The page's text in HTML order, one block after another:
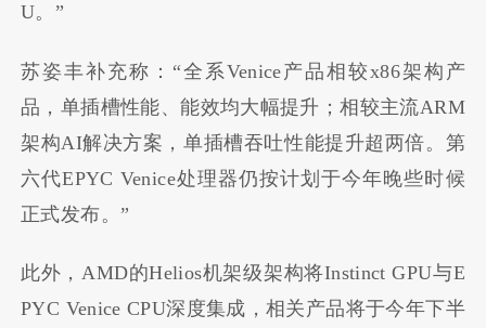
U。”
苏姿丰补充称：“全系Venice产品相较x86架构产
品，单插槽性能、能效均大幅提升；相较主流ARM
架构AI解决方案，单插槽吞吐性能提升超两倍。第
六代EPYC Venice处理器仍按计划于今年晚些时候
正式发布。”
此外，AMD的Helios机架级架构将Instinct GPU与E
PYC Venice CPU深度集成，相关产品将于今年下半